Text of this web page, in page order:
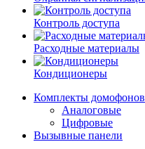
Контроль доступа
Расходные материалы
Кондиционеры
Комплекты домофонов
Аналоговые
Цифровые
Вызывные панели